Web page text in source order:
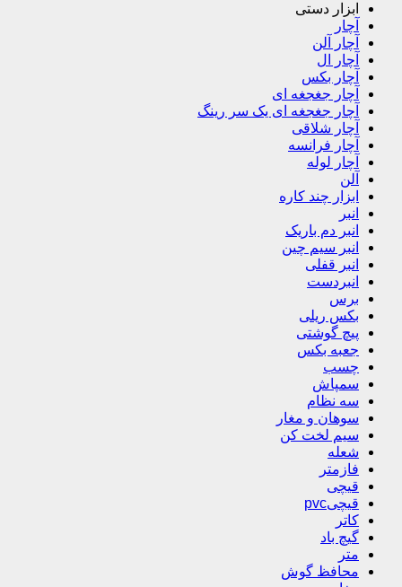
ابزار دستی
آچار
آچار آلن
آچار ال
آچار بکس
آچار جغجغه ای
آچار جغجغه ای یک سر رینگ
آچار شلاقی
آچار فرانسه
آچار لوله
آلن
ابزار چند کاره
انبر
انبر دم باریک
انبر سیم چین
انبر قفلی
انبردست
برس
بکس ریلی
پیچ گوشتی
جعبه بکس
چسب
سمپاش
سه نظام
سوهان و مغار
سیم لخت کن
شعله
فازمتر
قیچی
قیچیpvc
کاتر
گیچ باد
متر
محافظ گوش